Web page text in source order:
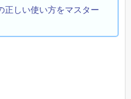
正しい使い方をマスター